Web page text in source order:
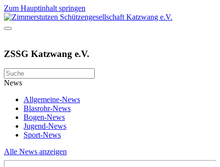
Zum Hauptinhalt springen
ZSSG Katzwang e.V.
News
Allgemeine-News
Blasrohr-News
Bogen-News
Jugend-News
Sport-News
Alle News anzeigen